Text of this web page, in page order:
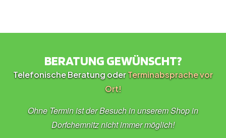
BERATUNG GEWÜNSCHT?
Telefonische Beratung oderTerminabsprache vor
Ort!
Ohne Termin ist der Besuch in unserem Shop in
Dorfchemnitz nicht immer möglich!